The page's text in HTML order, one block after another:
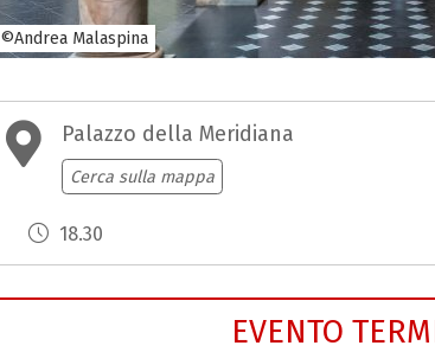
©Andrea Malaspina
Palazzo della Meridiana
Cerca sulla mappa
18.30
EVENTO